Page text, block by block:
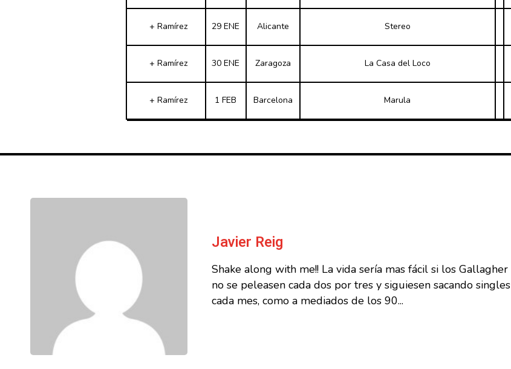
+ Ramírez 29 ENE Alicante Stereo
+ Ramírez 30 ENE Zaragoza La Casa del Loco
+ Ramírez 1 FEB Barcelona Marula
Javier Reig
Shake along with me!! La vida sería mas fácil si los Gallagher
no se peleasen cada dos por tres y siguiesen sacando singles
cada mes, como a mediados de los 90...